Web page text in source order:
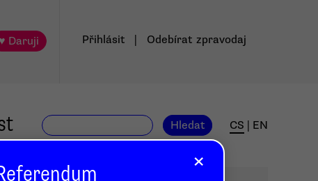
♥ Daruji Přihlásit Odebírat zpravodaj
Hledat CS EN
×